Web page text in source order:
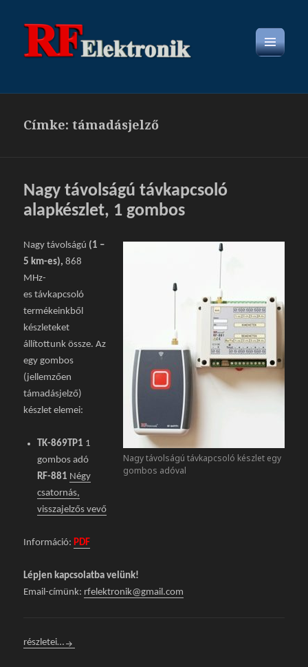
Címke: támadásjelző
Nagy távolságú távkapcsoló
alapkészlet, 1 gombos
Nagy távolságú távkapcsoló készlet egy
gombos adóval
Nagy távolságú (1 –
5 km-es), 868
MHz-
es távkapcsoló
termékeinkből
készleteket
állítottunk össze. Az
egy gombos
(jellemzően
támadásjelző)
készlet elemei:
TK-869TP1 1
gombos adó
RF-881 Négy
csatornás,
visszajelzős vevő
Információ:PDF
Lépjen kapcsolatba velünk!
Email-címünk: rfelektronik@gmail.com
Nagy távolságú távkapcsoló alapkészlet, 1 gombos
részletei…